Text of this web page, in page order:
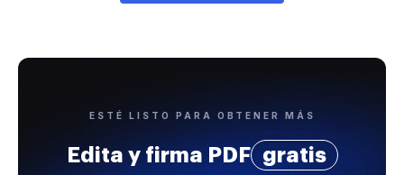
ESTÉ LISTO PARA OBTENER MÁS
Edita y firma PDF gratis